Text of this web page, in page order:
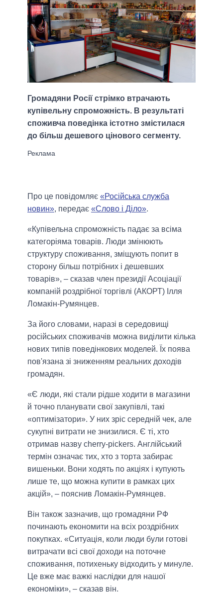
Громадяни Росії стрімко втрачають
купівельну спроможність. В результаті
споживча поведінка істотно змістилася
до більш дешевого цінового сегменту.
Про це повідомляє «Російська служба
новин», передає «Слово і Діло».
«Купівельна спроможність падає за всіма
категоріяма товарів. Люди змінюють
структуру споживання, зміщують попит в
сторону більш потрібних і дешевших
товарів», – сказав член президії Асоціації
компаній роздрібної торгівлі (АКОРТ) Ілля
Ломакін-Румянцев.
За його словами, наразі в середовищі
російських споживачів можна виділити кілька
нових типів поведінкових моделей. Їх поява
пов'язана зі зниженням реальних доходів
громадян.
«Є люди, які стали рідше ходити в магазини
й точно планувати свої закупівлі, такі
«оптимізатори». У них зріс середній чек, але
сукупні витрати не знизилися. Є ті, хто
отримав назву cherry-pickers. Англійський
термін означає тих, хто з торта забирає
вишеньки. Вони ходять по акціях і купують
лише те, що можна купити в рамках цих
акцій», – пояснив Ломакін-Румянцев.
Він також зазначив, що громадяни РФ
починають економити на всіх роздрібних
покупках. «Ситуація, коли люди були готові
витрачати всі свої доходи на поточне
споживання, потихеньку відходить у минуле.
Це вже має важкі наслідки для нашої
економіки», – сказав він.